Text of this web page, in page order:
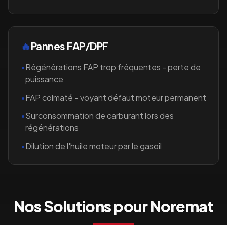
🔥Pannes FAP/DPF
•Régénérations FAP trop fréquentes - perte de
puissance
•FAP colmaté - voyant défaut moteur permanent
•Surconsommation de carburant lors des
régénérations
•Dilution de l'huile moteur par le gasoil
Nos Solutions pourNoremat